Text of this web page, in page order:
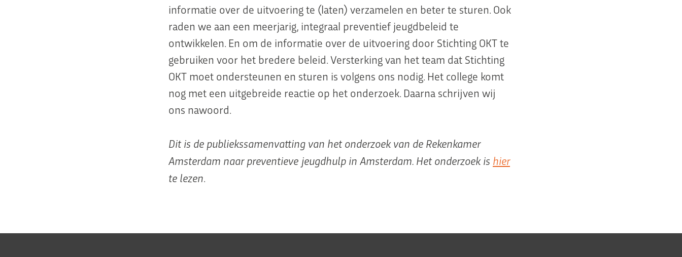
informatie over de uitvoering te (laten) verzamelen en beter te sturen. Ook
raden we aan een meerjarig, integraal preventief jeugdbeleid te
ontwikkelen. En om de informatie over de uitvoering door Stichting OKT te
gebruiken voor het bredere beleid. Versterking van het team dat Stichting
OKT moet ondersteunen en sturen is volgens ons nodig. Het college komt
nog met een uitgebreide reactie op het onderzoek. Daarna schrijven wij
ons nawoord.
Dit is de publiekssamenvatting van het onderzoek van de Rekenkamer
Amsterdam naar preventieve jeugdhulp in Amsterdam. Het onderzoek is hier
te lezen.